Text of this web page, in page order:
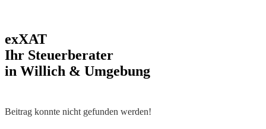
exXAT
Ihr Steuerberater
in Willich & Umgebung
Beitrag konnte nicht gefunden werden!